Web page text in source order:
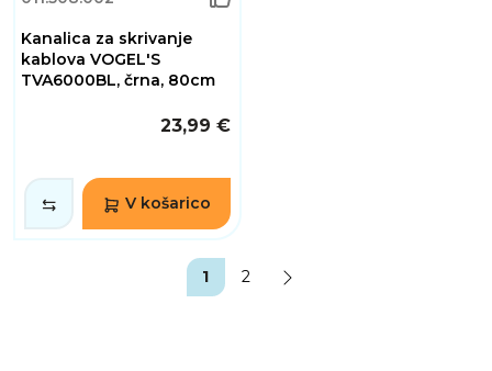
Kanalica za skrivanje
kablova VOGEL'S
TVA6000BL, črna, 80cm
23,99 €
V košarico
1 2